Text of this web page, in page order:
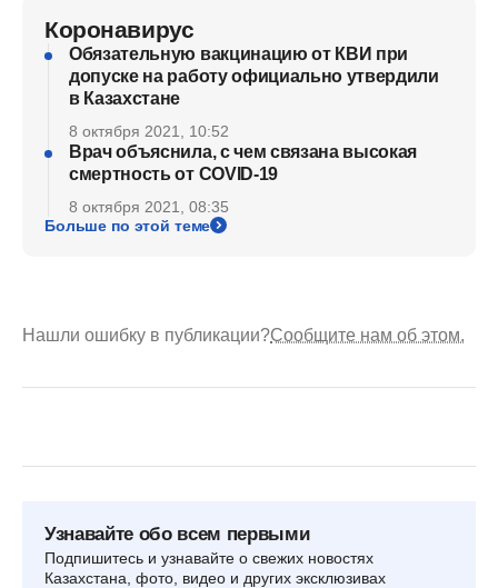
Коронавирус
Обязательную вакцинацию от КВИ при
допуске на работу официально утвердили
в Казахстане
8 октября 2021, 10:52
Врач объяснила, с чем связана высокая
смертность от COVID-19
8 октября 2021, 08:35
Больше по этой теме
Нашли ошибку в публикации?Сообщите нам об этом.
Узнавайте обо всем первыми
Подпишитесь и узнавайте о свежих новостях
Казахстана, фото, видео и других эксклюзивах